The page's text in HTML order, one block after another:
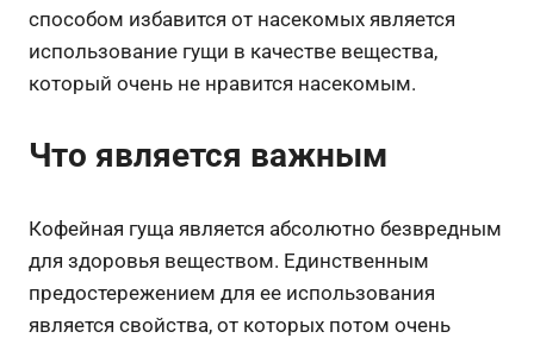
способом избавится от насекомых является
использование гущи в качестве вещества,
который очень не нравится насекомым.
Что является важным
Кофейная гуща является абсолютно безвредным
для здоровья веществом. Единственным
предостережением для ее использования
является свойства, от которых потом очень